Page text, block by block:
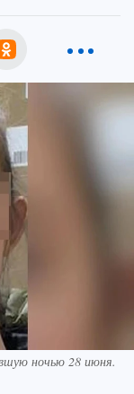
ночью 28 июня.